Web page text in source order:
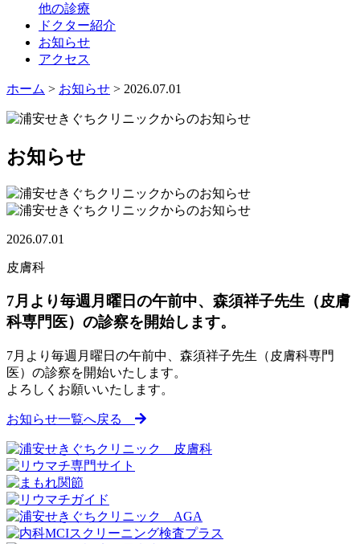
他の診療
ドクター紹介
お知らせ
アクセス
ホーム > お知らせ > 2026.07.01
お知らせ
2026.07.01
皮膚科
7月より毎週月曜日の午前中、森須祥子先生（皮膚
科専門医）の診察を開始します。
7月より毎週月曜日の午前中、森須祥子先生（皮膚科専門
医）の診察を開始いたします。
よろしくお願いいたします。
お知らせ一覧へ戻る